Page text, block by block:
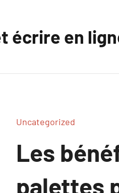
écrire en
Uncategorized
Les
palettes